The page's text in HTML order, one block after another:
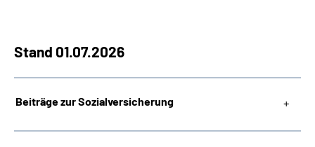
Online-Services
Stand 01.07.2026
Beiträge zur Sozialversicherung